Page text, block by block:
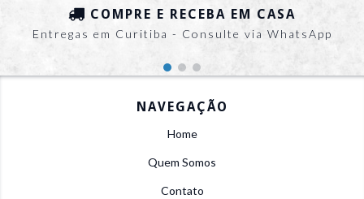
COMPRE E RECEBA EM CASA
Entregas em Curitiba - Consulte via WhatsApp
NAVEGAÇÃO
Home
Quem Somos
Contato